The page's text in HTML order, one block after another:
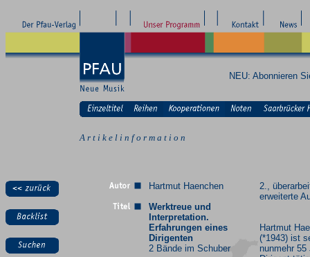
NEU: Abonnieren
A r t i k e l i n f o r m a t i o n
Hartmut Haenchen
Werktreue und
Interpretation.
Erfahrungen eines
Dirigenten
2 Bände im Schuber
2.,
erweiterte
Hartmut
(*1943) ist
nunmehr 55